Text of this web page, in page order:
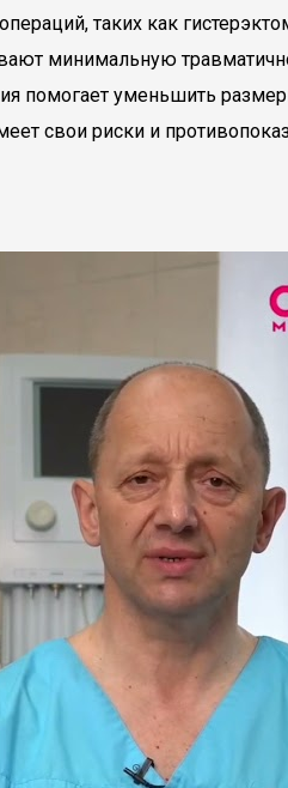
таких как
минимальную
помогает уменьшить
свои риски и